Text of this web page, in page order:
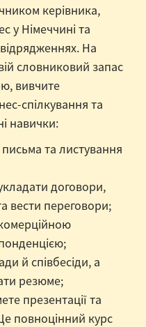
керівника,
у Німеччині та
На
словниковий запас
вивчите
спілкування та
навички:
та листування
договори,
вести переговори;
й співбесіди, а
резюме;
презентації та
повноцінний курс